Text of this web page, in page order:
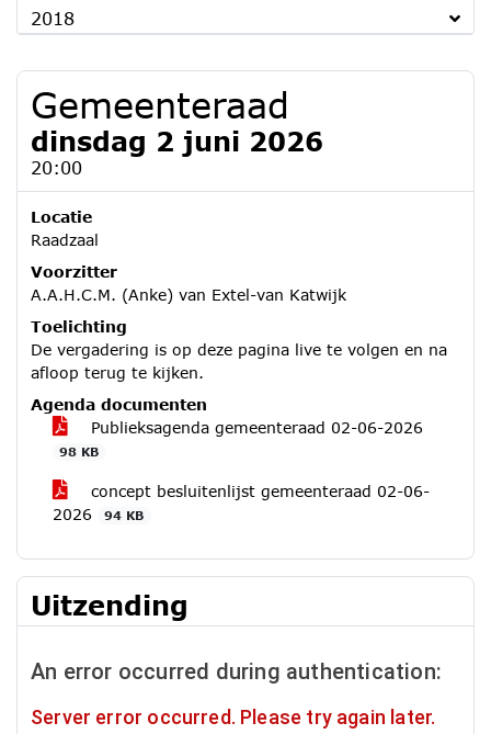
2018
Gemeenteraad
dinsdag 2 juni 2026
20:00
Locatie
Raadzaal
Voorzitter
A.A.H.C.M. (Anke) van Extel-van Katwijk
Toelichting
De vergadering is op deze pagina live te volgen en na
afloop terug te kijken.
Agenda documenten
Publieksagenda gemeenteraad 02-06-2026
98 KB
concept besluitenlijst gemeenteraad 02-06-
2026
94 KB
Uitzending